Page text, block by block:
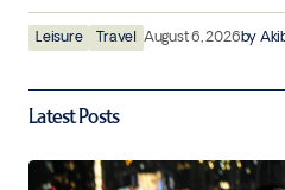
Leisure Travel August 6, 2026by
Latest Posts